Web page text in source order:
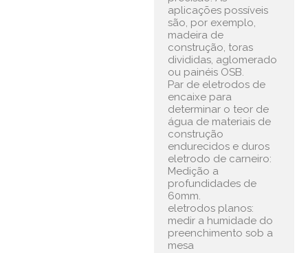
aplicações possíveis
são, por exemplo,
madeira de
construção, toras
divididas, aglomerado
ou painéis OSB.
Par de eletrodos de
encaixe para
determinar o teor de
água de materiais de
construção
endurecidos e duros
eletrodo de carneiro:
Medição a
profundidades de
60mm.
eletrodos planos:
medir a humidade do
preenchimento sob a
mesa